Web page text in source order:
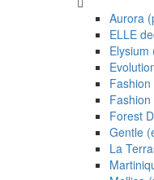
Aurora
ELLE
Elysium
Forest
Gentle
La